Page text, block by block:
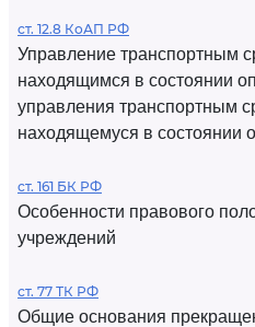
ст. 12.8 КоАП РФ
Управление транспортным
находящимся в состоянии
управления транспортным
находящемуся в состоянии
ст. 161 БК РФ
Особенности правового
учреждений
ст. 77 ТК РФ
Общие основания